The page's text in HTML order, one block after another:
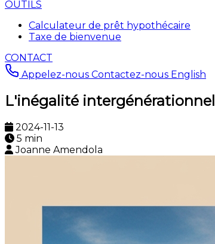
OUTILS
Calculateur de prêt hypothécaire
Taxe de bienvenue
CONTACT
Appelez-nous Contactez-nous English
L'inégalité
2024-11-13
5 min
Joanne Amendola